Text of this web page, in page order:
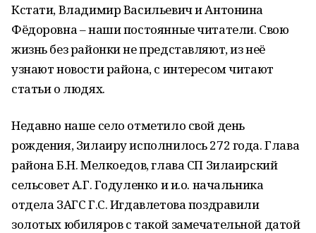
Кстати, Владимир Васильевич и Антонина
Фёдоровна – наши постоянные читатели. Свою
жизнь без районки не представляют, из неё
узнают новости района, с интересом читают
статьи о людях.
Недавно наше село отметило свой день
рождения, Зилаиру исполнилось 272 года. Глава
района Б.Н. Мелкоедов, глава СП Зилаирский
сельсовет А.Г. Годуленко и и.о. начальника
отдела ЗАГС Г.С. Игдавлетова поздравили
золотых юбиляров с такой замечательной датой